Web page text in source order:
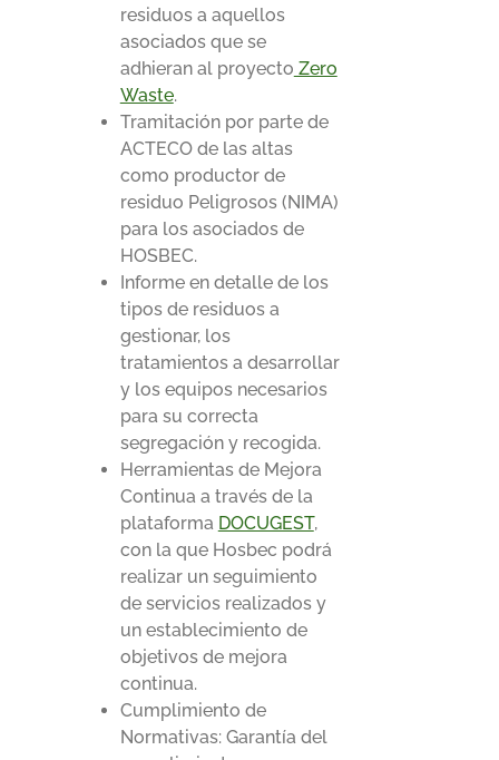
residuos a aquellos
asociados que se
adhieran al proyecto Zero
Waste.
Tramitación por parte de
ACTECO de las altas
como productor de
residuo Peligrosos (NIMA)
para los asociados de
HOSBEC.
Informe en detalle de los
tipos de residuos a
gestionar, los
tratamientos a desarrollar
y los equipos necesarios
para su correcta
segregación y recogida.
Herramientas de Mejora
Continua a través de la
plataforma DOCUGEST,
con la que Hosbec podrá
realizar un seguimiento
de servicios realizados y
un establecimiento de
objetivos de mejora
continua.
Cumplimiento de
Normativas: Garantía del